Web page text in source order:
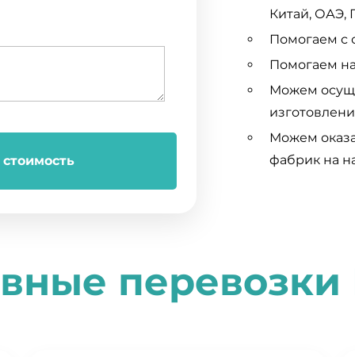
Китай, ОАЭ,
Помогаем с
Помогаем
Можем
Можем
фабрик на
перевозки